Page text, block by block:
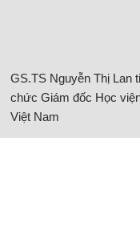
GS.TS Nguyễn Thị Lan
chức Giám đốc Học
Việt Nam